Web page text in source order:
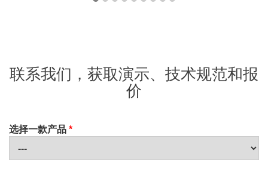
联系我们，获取演示、技术规范和报
价
选择一款产品 *